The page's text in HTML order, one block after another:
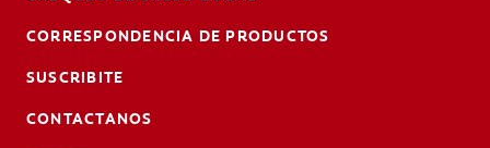
CORRESPONDENCIA DE PRODUCTOS
SUSCRIBITE
CONTACTANOS